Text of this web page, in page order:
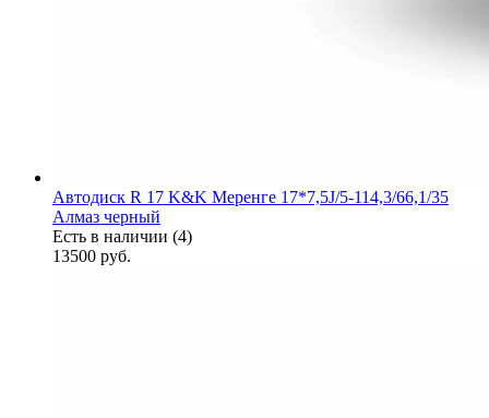
Автодиск R 17 K&K Меренге 17*7,5J/5-114,3/66,1/35
Алмаз черный
Есть в наличии (4)
13500 руб.